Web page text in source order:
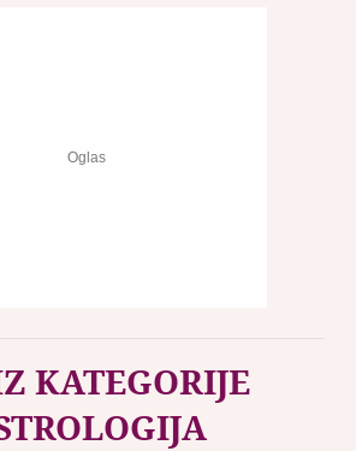
KATEGORIJE